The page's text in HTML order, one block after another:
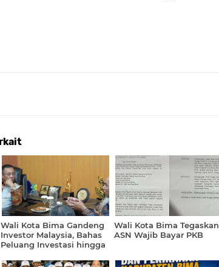
Wali Kota Bima Gandeng
Investor Malaysia, Bahas
Peluang Investasi hingga
Wali Kota Bima Tegaskan
ASN Wajib Bayar PKB